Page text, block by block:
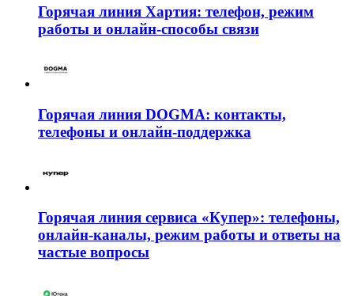
Горячая линия Хартия: телефон, режим
работы и онлайн-способы связи
Горячая линия DOGMA: контакты,
телефоны и онлайн-поддержка
Горячая линия сервиса «Купер»: телефоны,
онлайн-каналы, режим работы и ответы на
частые вопросы